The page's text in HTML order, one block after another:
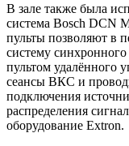
В зале также была
система Bosch DCN
пульты позволяют в
систему
пультом удалённого
сеансы ВКС и
подключения
распределения
оборудование Extron.